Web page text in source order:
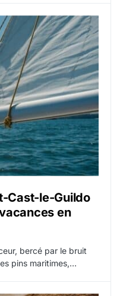
Cast-le-Guildo
en
bercé par le bruit
pins maritimes,…